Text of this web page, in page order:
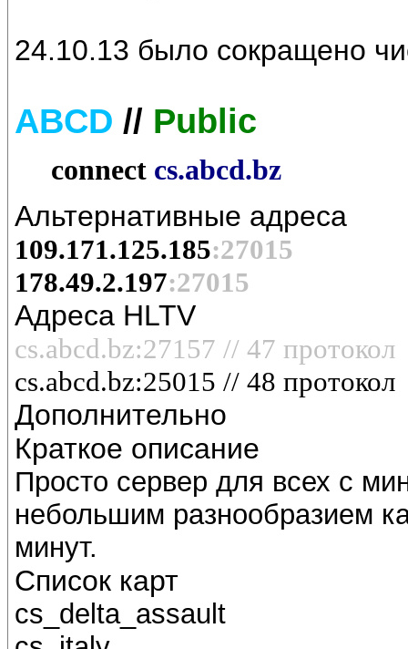
24.10.13 было сокращено
ABCD // Public
connect cs.abcd.bz
Альтернативные адреса
109.171.125.185:27015
178.49.2.197:27015
Адреса HLTV
cs.abcd.bz:27157 // 47 протокол
cs.abcd.bz:25015 // 48 протокол
Дополнительно
Краткое описание
Просто сервер для всех с
небольшим разнообразием
минут.
Список карт
cs_delta_assault